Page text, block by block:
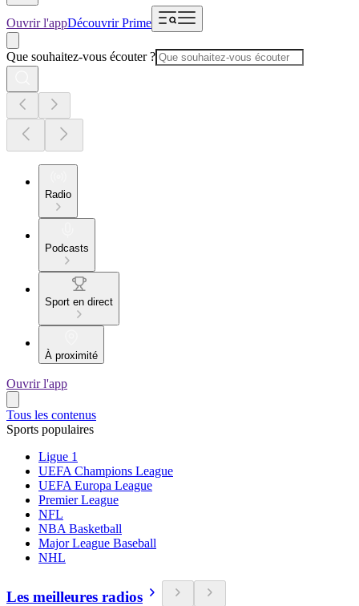
Ouvrir l'appDécouvrir Prime
Que souhaitez-vous écouter ?
Radio
Podcasts
Sport en direct
À proximité
Ouvrir l'app
Tous les contenus
Sports populaires
Ligue 1
UEFA Champions League
UEFA Europa League
Premier League
NFL
NBA Basketball
Major League Baseball
NHL
Les meilleures radios